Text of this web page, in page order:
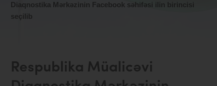
Diaqnostika Mərkəzinin Facebook səhifəsi ilin birincisi
seçilib
Respublika Müalicəvi